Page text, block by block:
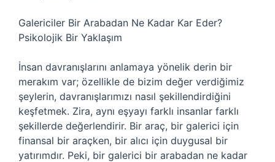
Galericiler Bir Arabadan Ne Kadar Kar Eder?
Psikolojik Bir Yaklaşım
İnsan davranışlarını anlamaya yönelik derin bir
merakım var; özellikle de bizim değer verdiğimiz
şeylerin, davranışlarımızı nasıl şekillendirdiğini
keşfetmek. Zira, aynı eşyayı farklı insanlar farklı
şekillerde değerlendirir. Bir araç, bir galerici için
finansal bir araçken, bir alıcı için duygusal bir
yatırımdır. Peki, bir galerici bir arabadan ne kadar